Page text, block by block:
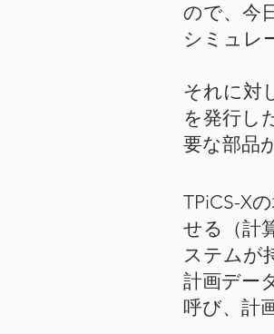
ので、今
シミュレ
それに対
を発行し
要な部品
TPiCS-X
せる（計
ステムが
計画デー
呼び、計